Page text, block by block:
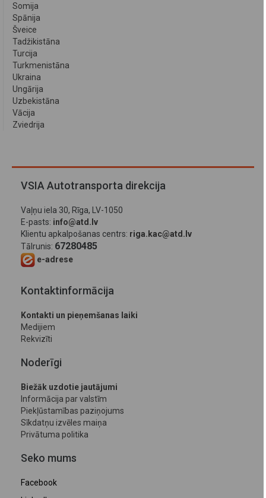
Somija
Spānija
Šveice
Tadžikistāna
Turcija
Turkmenistāna
Ukraina
Ungārija
Uzbekistāna
Vācija
Zviedrija
VSIA Autotransporta direkcija
Vaļņu iela 30, Rīga, LV-1050
E-pasts: info@atd.lv
Klientu apkalpošanas centrs: riga.kac@atd.lv
Tālrunis: 67280485
e-adrese
Kontaktinformācija
Kontakti un pieņemšanas laiki
Medijiem
Rekvizīti
Noderīgi
Biežāk uzdotie jautājumi
Informācija par valstīm
Piekļūstamības paziņojums
Sīkdatņu izvēles maiņa
Privātuma politika
Seko mums
Facebook